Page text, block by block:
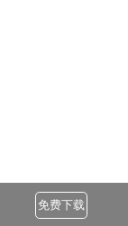
免费下载